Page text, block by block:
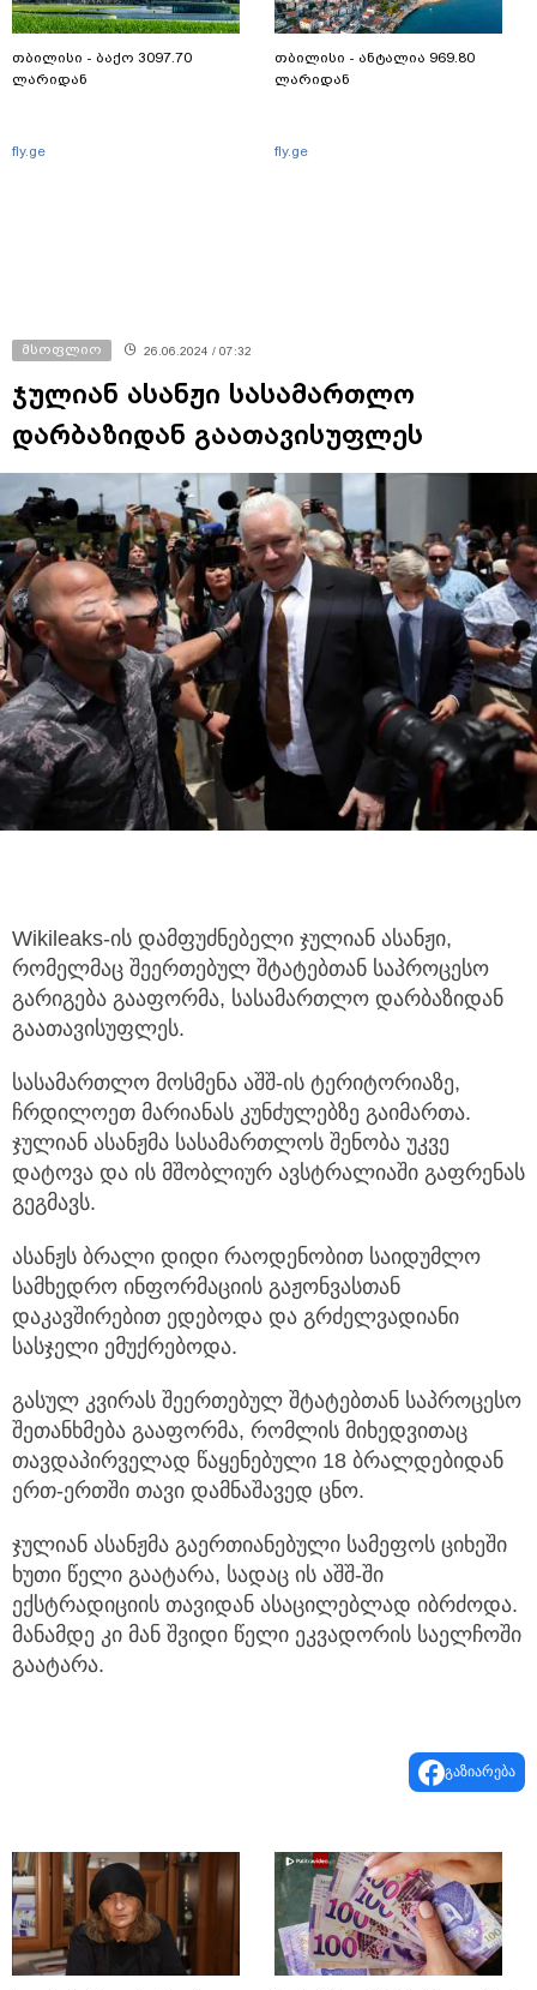
თბილისი - ბაქო 3097.70
ლარიდან
fly.ge
თბილისი - ანტალია 969.80
ლარიდან
fly.ge
მსოფლიო 26.06.2024 / 07:32
ჯულიან ასანჟი სასამართლო
დარბაზიდან გაათავისუფლეს
Wikileaks-ის დამფუძნებელი ჯულიან ასანჟი,
რომელმაც შეერთებულ შტატებთან საპროცესო
გარიგება გააფორმა, სასამართლო დარბაზიდან
გაათავისუფლეს.
სასამართლო მოსმენა აშშ-ის ტერიტორიაზე,
ჩრდილოეთ მარიანას კუნძულებზე გაიმართა.
ჯულიან ასანჟმა სასამართლოს შენობა უკვე
დატოვა და ის მშობლიურ ავსტრალიაში გაფრენას
გეგმავს.
ასანჟს ბრალი დიდი რაოდენობით საიდუმლო
სამხედრო ინფორმაციის გაჟონვასთან
დაკავშირებით ედებოდა და გრძელვადიანი
სასჯელი ემუქრებოდა.
გასულ კვირას შეერთებულ შტატებთან საპროცესო
შეთანხმება გააფორმა, რომლის მიხედვითაც
თავდაპირველად წაყენებული 18 ბრალდებიდან
ერთ-ერთში თავი დამნაშავედ ცნო.
ჯულიან ასანჟმა გაერთიანებული სამეფოს ციხეში
ხუთი წელი გაატარა, სადაც ის აშშ-ში
ექსტრადიციის თავიდან ასაცილებლად იბრძოდა.
მანამდე კი მან შვიდი წელი ეკვადორის საელჩოში
გაატარა.
გაზიარება